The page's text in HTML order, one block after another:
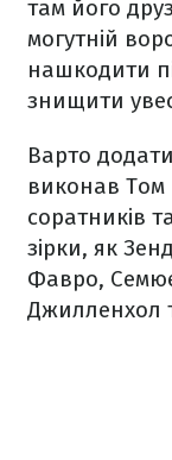
там його
могутній
нашкодити
знищити
Варто
виконав Том
соратників
зірки, як
Фавро,
Джилленхол